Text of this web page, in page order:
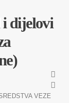
dijelovi
VEZE